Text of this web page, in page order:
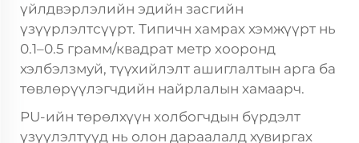
үйлдвэрлэлийн эдийн засгийн
үзүүрлэлтсүүрт. Типичн хамрах хэмжүүрт нь
0.1–0.5 грамм/квадрат метр хооронд
хэлбэлзмуй, түүхийлэлт ашиглалтын арга ба
төвлөрүүлэгчдийн найрлалын хамаарч.
PU-ийн төрөлхүүн холбогчдын бүрдэлт
үзүүлэлтүүд нь олон дараалалд хувиргах